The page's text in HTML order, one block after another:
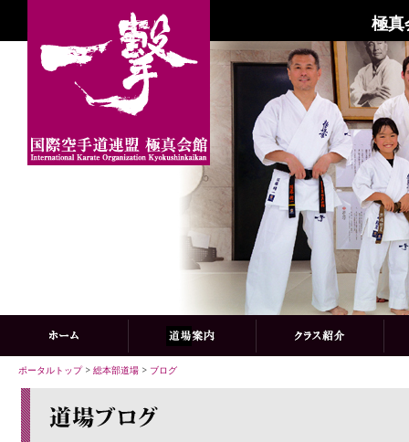
極真
ポータルトップ> 総本部道場 > ブログ